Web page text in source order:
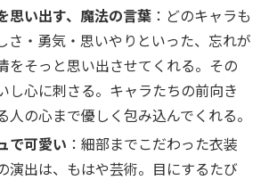
思い出す、魔法の言葉 ：どのキャラも
さ・勇気・思いやりといった、忘れが
をそっと思い出させてくれる。その
し心に刺さる。キャラたちの前向き
人の心まで優しく包み込んでくれる。
で可愛い ：細部までこだわった衣装
演出は、もはや芸術。目にするたび